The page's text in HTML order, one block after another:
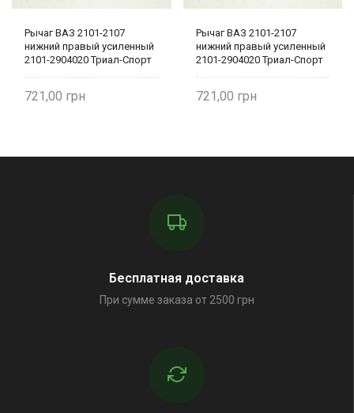
Рычаг ВАЗ 2101-2107
нижний правый усиленный
2101-2904020 Триал-Спорт
721,00
Рычаг ВАЗ 2101-2107
нижний правый усиленный
2101-2904020 Триал-Спорт
721,00
Бесплатная доставка
При сумме заказа от 2500 грн